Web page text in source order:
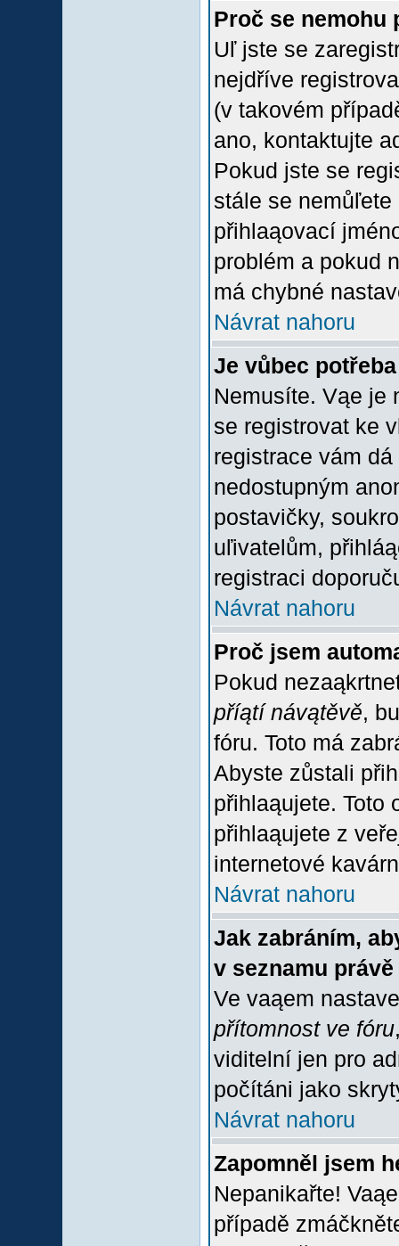
Proč se nemohu
Uľ jste se
nejdříve
(v takovém
ano, kontaktujte
Pokud jste se
stále se
přihlaąovací
problém a pokud
má chybné
Návrat nahoru
Je vůbec
Nemusíte. Vąe je
se registrovat ke
registrace vám
nedostupným
postavičky,
uľivatelům,
registraci
Návrat nahoru
Proč jsem
Pokud
příątí návątěvě,
fóru. Toto má
Abyste zůstali
přihlaąujete. Toto
přihlaąujete z
internetové
Návrat nahoru
Jak zabráním,
v seznamu
Ve vaąem
přítomnost ve fóru
viditelní jen pro
počítáni jako
Návrat nahoru
Zapomněl jsem
Nepanikařte!
případě